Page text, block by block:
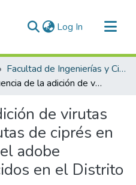
Log In (current)
Facultad de Ingenierías y Ciencias Puras
Influencia de la adición de virutas de eucalipto y virutas de ciprés en las propiedades del adobe tradicional producidos en el Distrito de Tilali 2024
de virutas
de ciprés en
adobe
en el Distrito